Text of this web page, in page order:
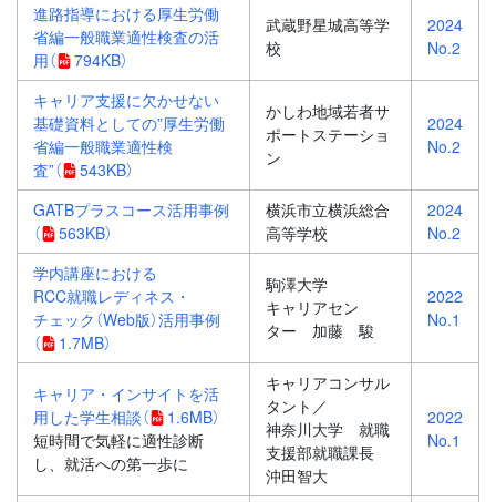
進路指導における厚生労働
省編一般職業適性検査の活
用（ 794KB）
武蔵野星城高等学
校
2024
No.2
キャリア支援に欠かせない
基礎資料としての”厚生労働
省編一般職業適性検
査”（ 543KB）
かしわ地域若者サ
ポートステーショ
ン
2024
No.2
GATBプラスコース活用事例
（
563KB）
横浜市立横浜総合
高等学校
2024
No.2
学内講座における
RCC就職レディネス・
チェック（Web版）活用事例
（
1.7MB）
駒澤大学
キャリアセン
ター 加藤 駿
2022
No.1
キャリア・インサイトを活
用した学生相談（
1.6MB）
短時間で気軽に適性診断
し、就活への第一歩に
キャリアコンサル
タント／
神奈川大学 就職
支援部就職課長
沖田智大
2022
No.1